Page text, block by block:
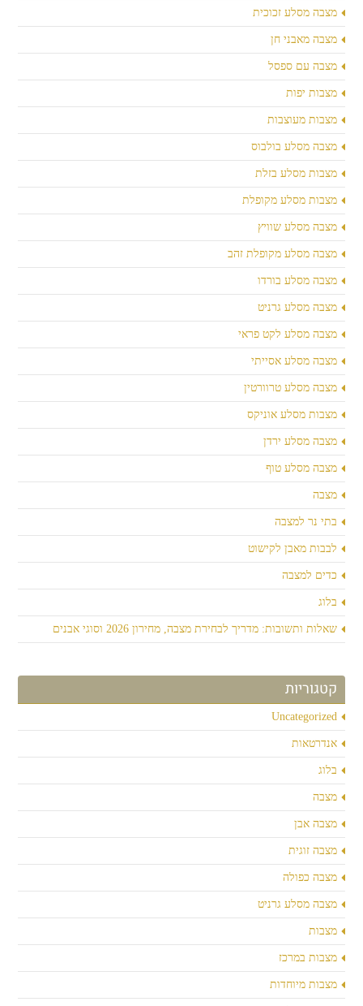
מצבה מסלע זכוכית
מצבה מאבני חן
מצבה עם ספסל
מצבות יפות
מצבות מעוצבות
מצבה מסלע בולבוס
מצבות מסלע בזלת
מצבות מסלע מקופלת
מצבה מסלע שוויץ
מצבה מסלע מקופלת זהב
מצבה מסלע בורדו
מצבה מסלע גרניט
מצבה מסלע לקט פראי
מצבה מסלע אסייתי
מצבה מסלע טרוורטין
מצבות מסלע אוניקס
מצבה מסלע ירדן
מצבה מסלע טוף
מצבה
בתי נר למצבה
לבבות מאבן לקישוט
כדים למצבה
בלוג
שאלות ותשובות: מדריך לבחירת מצבה, מחירון 2026 וסוגי אבנים
קטגוריות
Uncategorized
אנדרטאות
בלוג
מצבה
מצבה אבן
מצבה זוגית
מצבה כפולה
מצבה מסלע גרניט
מצבות
מצבות במרכז
מצבות מיוחדות